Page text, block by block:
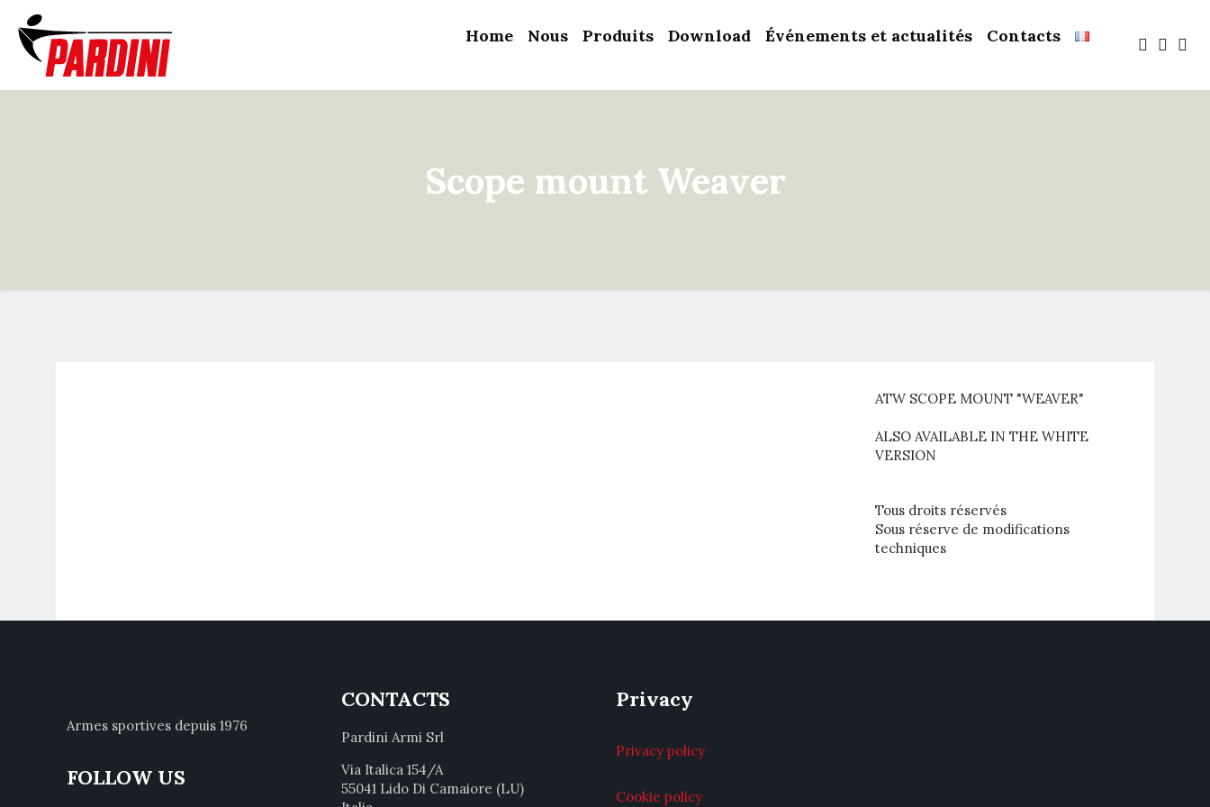
Home Nous Produits Download Événements et actualités Contacts
Scope mount Weaver
ATW SCOPE MOUNT "WEAVER"
ALSO AVAILABLE IN THE WHITE
VERSION
Tous droits réservés
Sous réserve de modifications
techniques
Armes sportives depuis 1976
FOLLOW US
CONTACTS
Pardini Armi Srl
Via Italica 154/A
55041 Lido Di Camaiore (LU)
Privacy
Privacy policy
Cookie policy